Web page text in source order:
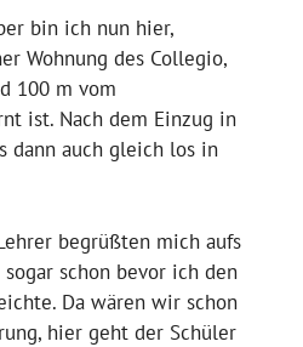
bin ich nun hier,
Wohnung des Collegio,
100 m vom
ist. Nach dem Einzug in
dann auch gleich los in
begrüßten mich aufs
schon bevor ich den
Da wären wir schon
hier geht der Schüler